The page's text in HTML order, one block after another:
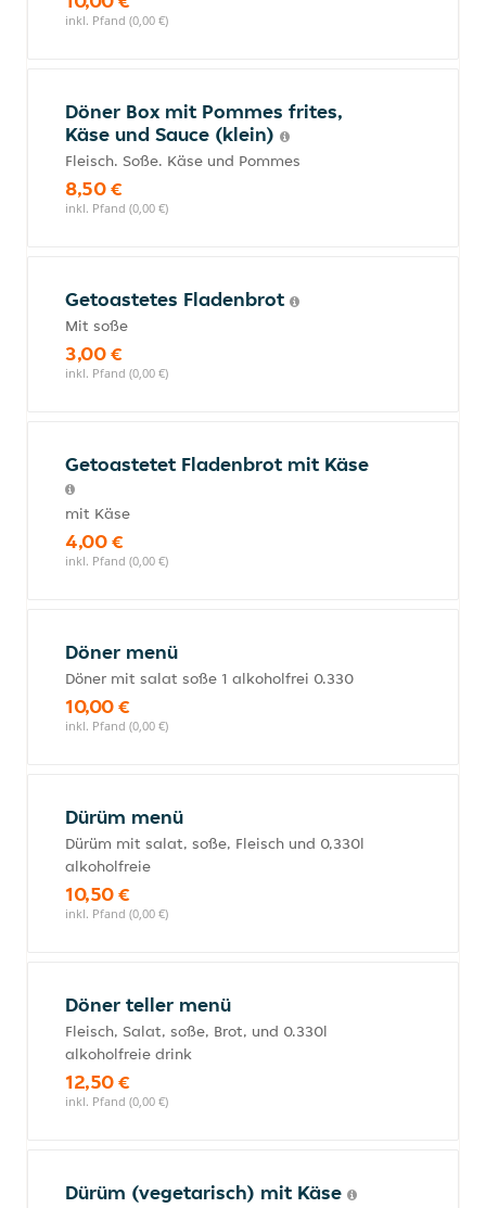
inkl. Pfand (0,00 €)
Döner Box mit Pommes frites,
Käse und Sauce (klein)
Fleisch. Soße. Käse und Pommes
8,50 €
inkl. Pfand (0,00 €)
Getoastetes Fladenbrot
Mit soße
3,00 €
inkl. Pfand (0,00 €)
Getoastetet Fladenbrot mit Käse
mit Käse
4,00 €
inkl. Pfand (0,00 €)
Döner menü
Döner mit salat soße 1 alkoholfrei 0.330
10,00 €
inkl. Pfand (0,00 €)
Dürüm menü
Dürüm mit salat, soße, Fleisch und 0,330l
alkoholfreie
10,50 €
inkl. Pfand (0,00 €)
Döner teller menü
Fleisch, Salat, soße, Brot, und 0.330l
alkoholfreie drink
12,50 €
inkl. Pfand (0,00 €)
Dürüm (vegetarisch) mit Käse